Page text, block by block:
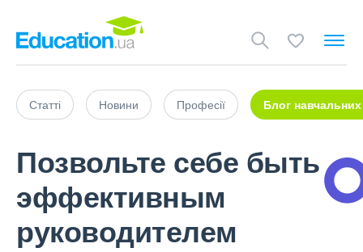
Статті Новини Професії Блог навчальних
Позвольте себе быть
эффективным
руководителем